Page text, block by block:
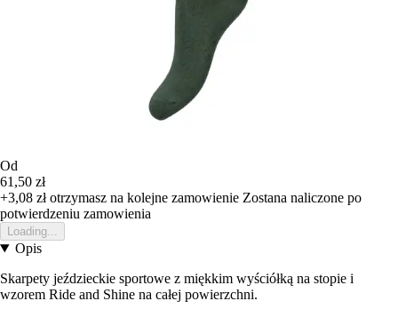
Od
61,50 zł
+3,08 złotrzymasz na kolejne zamowienie Zostana naliczone po
potwierdzeniu zamowienia
Loading...
Opis
Skarpety jeździeckie sportowe z miękkim wyściółką na stopie i
wzorem Ride and Shine na całej powierzchni.